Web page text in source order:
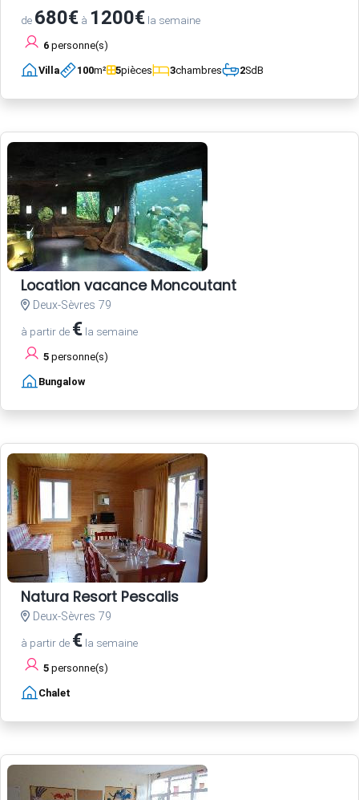
de 680€ à 1200€ la semaine
6 personne(s)
Villa 100m² 5pièces 3chambres 2SdB
Location vacance Moncoutant
Deux-Sèvres 79
à partir de € la semaine
5 personne(s)
Bungalow
Natura Resort Pescalis
Deux-Sèvres 79
à partir de € la semaine
5 personne(s)
Chalet